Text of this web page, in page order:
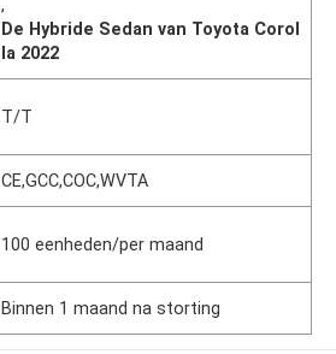
,
De Hybride Sedan van Toyota Corol
la 2022
T/T
CE,GCC,COC,WVTA
100 eenheden/per maand
Binnen 1 maand na storting